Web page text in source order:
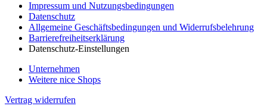
Impressum und Nutzungsbedingungen
Datenschutz
Allgemeine Geschäftsbedingungen und Widerrufsbelehrung
Barrierefreiheitserklärung
Datenschutz-Einstellungen
Unternehmen
Weitere nice Shops
Vertrag widerrufen